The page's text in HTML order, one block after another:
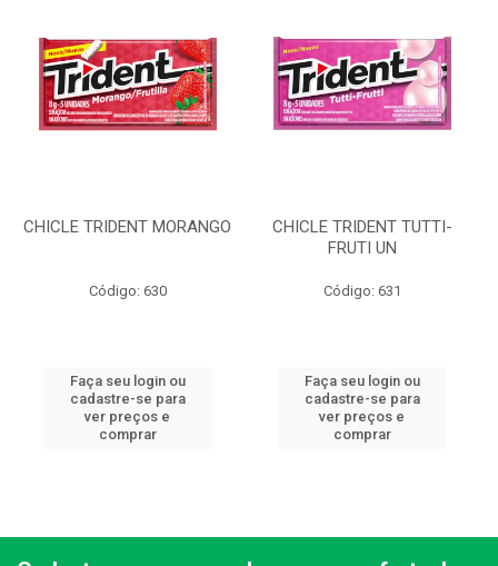
CHICLE TRIDENT MORANGO
Código: 630
Faça seu login ou
cadastre-se para
ver preços e
comprar
CHICLE TRIDENT TUTTI-
FRUTI UN
Código: 631
Faça seu login ou
cadastre-se para
ver preços e
comprar